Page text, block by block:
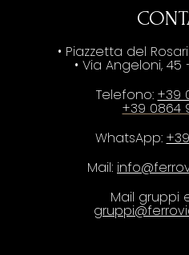
• Piazzetta del
• Via Angeloni,
Telefono: +39
+39 0864
WhatsApp:
Mail:
Mail gruppi